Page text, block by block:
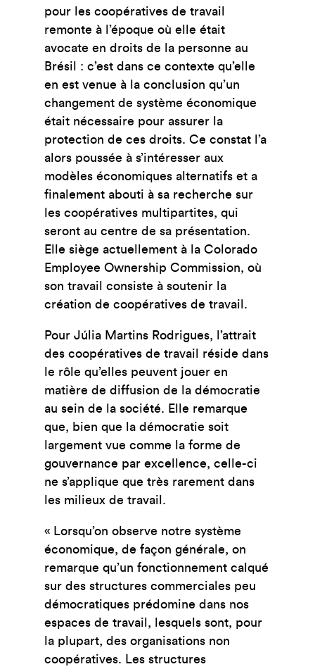
pour les coopératives de travail
remonte à l’époque où elle était
avocate en droits de la personne au
Brésil : c’est dans ce contexte qu’elle
en est venue à la conclusion qu’un
changement de système économique
était nécessaire pour assurer la
protection de ces droits. Ce constat l’a
alors poussée à s’intéresser aux
modèles économiques alternatifs et a
finalement abouti à sa recherche sur
les coopératives multipartites, qui
seront au centre de sa présentation.
Elle siège actuellement à la Colorado
Employee Ownership Commission, où
son travail consiste à soutenir la
création de coopératives de travail.
Pour Júlia Martins Rodrigues, l’attrait
des coopératives de travail réside dans
le rôle qu’elles peuvent jouer en
matière de diffusion de la démocratie
au sein de la société. Elle remarque
que, bien que la démocratie soit
largement vue comme la forme de
gouvernance par excellence, celle-ci
ne s’applique que très rarement dans
les milieux de travail.
« Lorsqu’on observe notre système
économique, de façon générale, on
remarque qu’un fonctionnement calqué
sur des structures commerciales peu
démocratiques prédomine dans nos
espaces de travail, lesquels sont, pour
la plupart, des organisations non
coopératives. Les structures